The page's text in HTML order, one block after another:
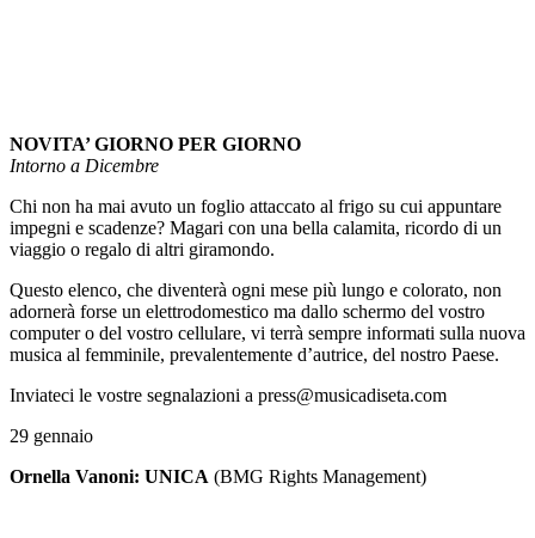
NOVITA’ GIORNO PER GIORNO
Intorno a Dicembre
Chi non ha mai avuto un foglio attaccato al frigo su cui appuntare
impegni e scadenze? Magari con una bella calamita, ricordo di un
viaggio o regalo di altri giramondo.
Questo elenco, che diventerà ogni mese più lungo e colorato, non
adornerà forse un elettrodomestico ma dallo schermo del vostro
computer o del vostro cellulare, vi terrà sempre informati sulla nuova
musica al femminile, prevalentemente d’autrice, del nostro Paese.
Inviateci le vostre segnalazioni a press@musicadiseta.com
29 gennaio
Ornella Vanoni: UNICA (BMG Rights Management)